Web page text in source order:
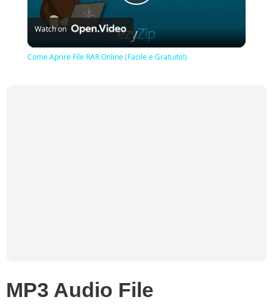
Play
Video
Watch on
Come Aprire File RAR Online (Facile e Gratuito!)
MP3 Audio File